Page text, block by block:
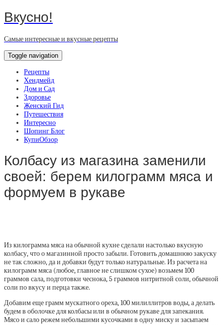
Вкусно!
Самые интересные и вкусные рецепты
Toggle navigation
Рецепты
Хендмейд
Дом и Сад
Здоровье
Женский Гид
Путешествия
Интересно
Шопинг Блог
КупиОбзор
Колбасу из магазина заменили
своей: берем килограмм мяса и
формуем в рукаве
Из килограмма мяса на обычной кухне сделали настолько вкусную
колбасу, что о магазинной просто забыли. Готовить домашнюю закуску
не так сложно, да и добавки будут только натуральные. Из расчета на
килограмм мяса (любое, главное не слишком сухое) возьмем 100
граммов сала, подготовки чеснока, 5 граммов нитритной соли, обычной
соли по вкусу и перца также.
Добавим еще грамм мускатного ореха, 100 милиллитров воды, а делать
будем в оболочке для колбасы или в обычном рукаве для запекания.
Мясо и сало режем небольшими кусочками в одну миску и засыпаем